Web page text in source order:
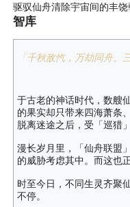
驱驭仙舟清除宇宙间的丰饶
智库
「千秋敌忾，万劫同舟。
于古老的神话时代，数艘
的果实却只带来四海萧条
脱离迷途之后，受「巡猎
漫长岁月里，「仙舟联盟
的威胁考虑其中。而这也
时至今日，不同生灵齐聚
不停。